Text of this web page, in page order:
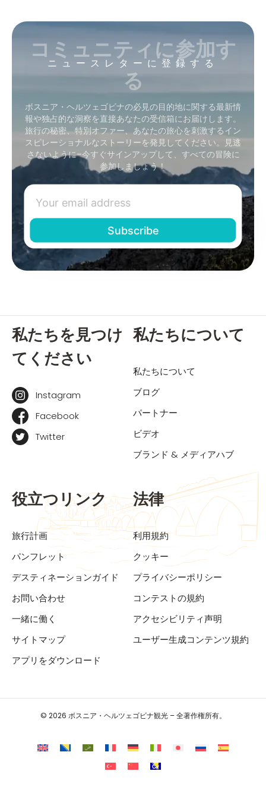
ニュースレターに登録する
コミュニティに参加す
る
ボスニア・ヘルツェゴビナの必見の目的地に関する最新情
報や独占的な洞察を直接あなたの受信箱にお届けします。
旅行の秘密、特別オファー、あなたの旅心を刺激するイン
スピレーショナルなストーリーを発見してください。見逃
さないように–今すぐサインアップして、すべての冒険に
参加しましょう！
私たちを見つけ
てください
Instagram
Facebook
Twitter
私たちについて
私たちについて
ブログ
パートナー
ビデオ
ブランド & メディアハブ
役立つリンク
旅行計画
パンフレット
デスティネーションガイド
お問い合わせ
一緒に働く
サイトマップ
アプリをダウンロード
法律
利用規約
クッキー
プライバシーポリシー
コンテストの規約
アクセシビリティ声明
ユーザー生成コンテンツ規約
© 2026 ボスニア・ヘルツェゴビナ観光 – 全著作権所有。